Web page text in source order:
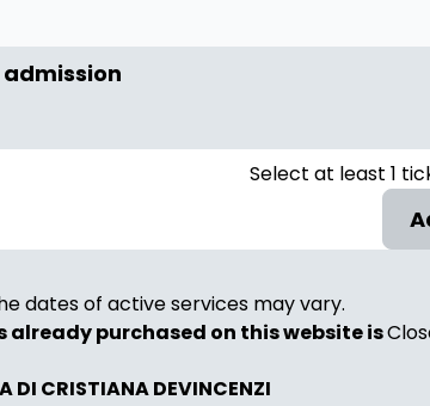
admission
Select at least 1
dates of active services may vary.
already purchased on this website is
DI CRISTIANA DEVINCENZI